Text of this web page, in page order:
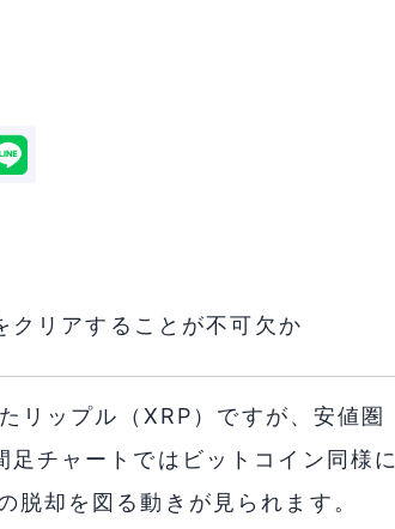
リアすることが不可欠か
リップル（XRP）ですが、安値圏
チャートではビットコイン同様に
却を図る動きが見られます。